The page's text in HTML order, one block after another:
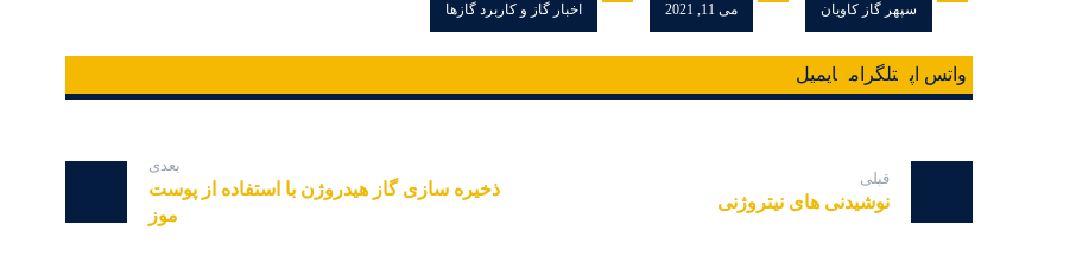
سپهر گاز کاویان می 11, 2021 اخبار گاز و کاربرد گازها
واتس اپ تلگرام ایمیل
قبلی
نوشیدنی های نیتروژنی
بعدی
ذخیره سازی گاز هیدروژن با استفاده از پوست
موز